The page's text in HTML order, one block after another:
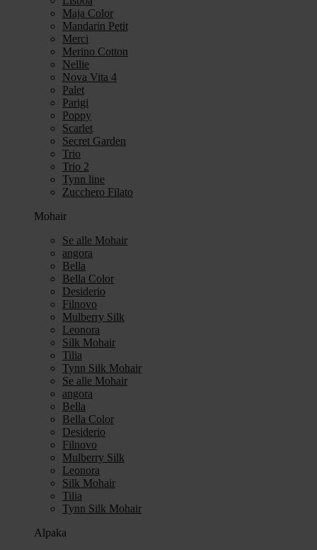
Maja Color
Mandarin Petit
Merci
Merino Cotton
Nellie
Nova Vita 4
Palet
Parigi
Poppy
Scarlet
Secret Garden
Trio
Trio 2
Tynn line
Zucchero Filato
Mohair
Se alle Mohair
angora
Bella
Bella Color
Desiderio
Filnovo
Mulberry Silk
Leonora
Silk Mohair
Tilia
Tynn Silk Mohair
Se alle Mohair
angora
Bella
Bella Color
Desiderio
Filnovo
Mulberry Silk
Leonora
Silk Mohair
Tilia
Tynn Silk Mohair
Alpaka